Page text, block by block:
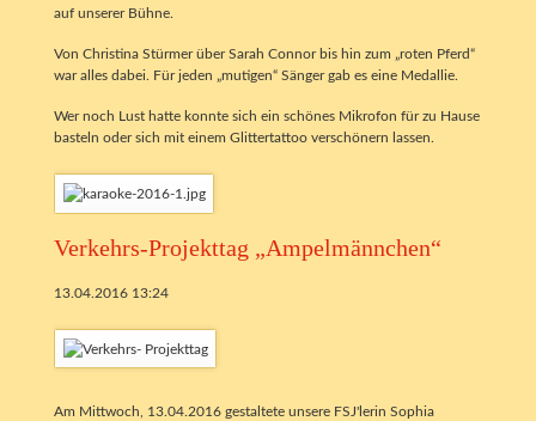
auf unserer Bühne.
Von Christina Stürmer über Sarah Connor bis hin zum „roten Pferd“
war alles dabei. Für jeden „mutigen“ Sänger gab es eine Medallie.
Wer noch Lust hatte konnte sich ein schönes Mikrofon für zu Hause
basteln oder sich mit einem Glittertattoo verschönern lassen.
Verkehrs-Projekttag „Ampelmännchen“
13.04.2016 13:24
Am Mittwoch, 13.04.2016 gestaltete unsere FSJ'lerin Sophia